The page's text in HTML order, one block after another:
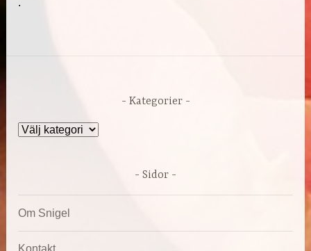
Kategorier
Kategorier
Sidor
Om Snigel